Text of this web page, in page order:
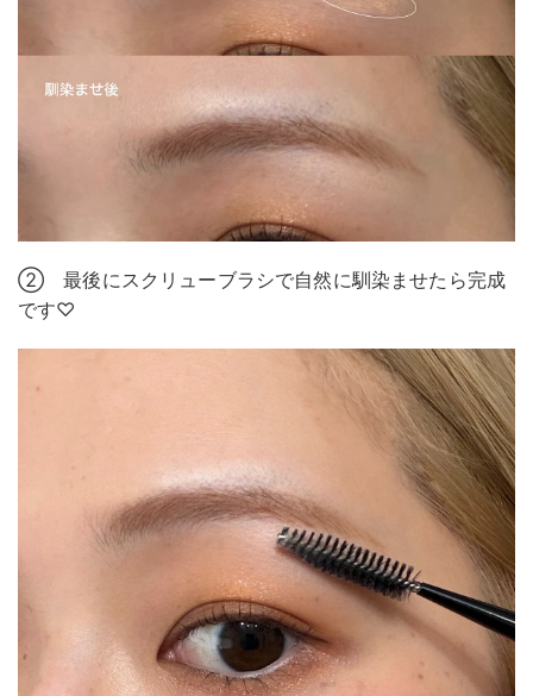
② 最後にスクリューブラシで自然に馴染ませたら完成
です♡